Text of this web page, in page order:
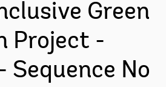
Green
Project -
Sequence No